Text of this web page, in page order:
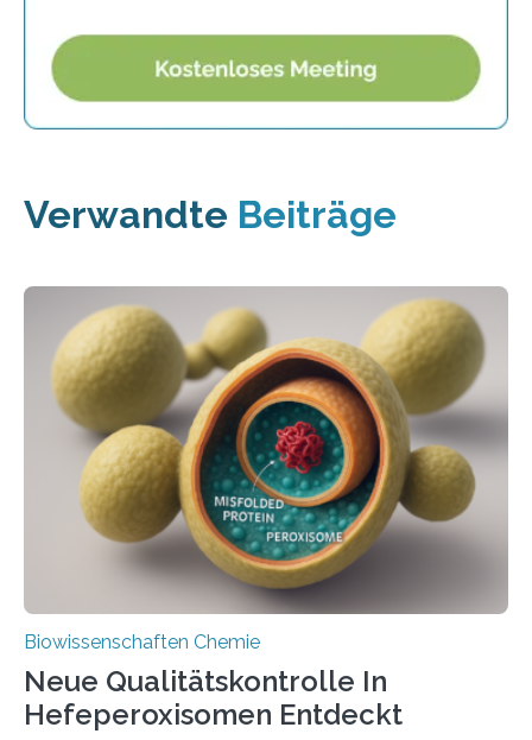
Verwandte Beiträge
Biowissenschaften Chemie
Neue Qualitätskontrolle In
Hefeperoxisomen Entdeckt